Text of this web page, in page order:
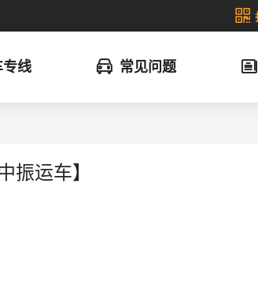
线 常见问题
振运车】